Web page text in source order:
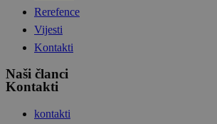
Rerefence
Vijesti
Kontakti
Naši članci
Kontakti
kontakti